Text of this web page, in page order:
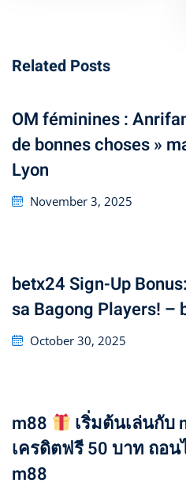
Related Posts
OM féminines :
de bonnes choses »
Lyon
Posted
November 3, 2025
betx24 Sign-Up
sa Bagong Players! –
Posted
October 30, 2025
m88
เริ่มต้นเล่นกับ
เครดิตฟรี 50 บาท ถอ
m88